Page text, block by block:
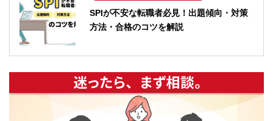
SPIが不安な転職者必見！出題傾向・対策
方法・合格のコツを解説